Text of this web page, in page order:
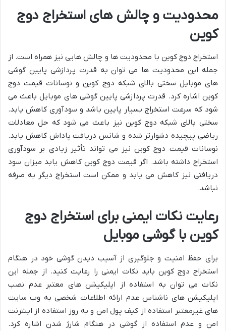
محدودیت و چالش های استخراج دوج
کوین
استخراج دوج کوین با محدودیت ها و چالش هایی نیز همراه است. از
جمله این محدودیت ها می توان به قدرت پردازشی پایین گوشی
های موبایل سختی بالای شبکه دوج کوین و نوسانات قیمت دوج
کوین اشاره کرد. قدرت پردازشی پایین گوشی های موبایل باعث می
شود که سرعت استخراج بسیار پایین باشد و سودآوری کاهش یابد.
سختی بالای شبکه دوج کوین نیز باعث می شود که حل معادلات
ریاضی پیچیده دشوارتر شده و شانس دریافت پاداش کاهش یابد.
نوسانات قیمت دوج کوین نیز می تواند تأثیر زیادی بر سودآوری
استخراج داشته باشد. اگر قیمت دوج کوین کاهش یابد میزان سود
دریافتی نیز کاهش می یابد و ممکن است استخراج دیگر به صرفه
نباشد.
رعایت نکات ایمنی برای استخراج دوج
کوین با گوشی موبایل
برای حفظ امنیت و جلوگیری از آسیب دیدن گوشی خود در هنگام
استخراج دوج کوین باید نکات ایمنی را رعایت کنید. از جمله این
نکات می توان به استفاده از اپلیکیشن های معتبر عدم نصب
اپلیکیشن های ناشناس عدم ارائه اطلاعات شخصی به وب سایت
های غیرمعتبر استفاده از کیف پول امن و به روز استفاده از اینترنت
امن و عدم استفاده از گوشی در هنگام شارژ شدن اشاره کرد.